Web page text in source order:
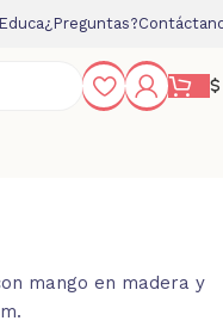
¿Preguntas?
$
mango en madera y